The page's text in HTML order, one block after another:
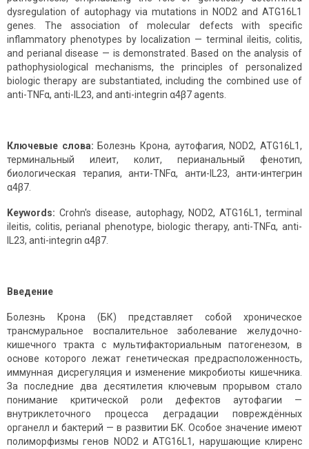
dysregulation of autophagy via mutations in NOD2 and ATG16L1
genes. The association of molecular defects with specific
inflammatory phenotypes by localization — terminal ileitis, colitis,
and perianal disease — is demonstrated. Based on the analysis of
pathophysiological mechanisms, the principles of personalized
biologic therapy are substantiated, including the combined use of
anti-TNFα, anti-IL23, and anti-integrin α4β7 agents.
Ключевые слова: Болезнь Крона, аутофагия, NOD2, ATG16L1,
терминальный илеит, колит, перианальный фенотип,
биологическая терапия, анти-TNFα, анти-IL23, анти-интегрин
α4β7.
Keywords: Crohn's disease, autophagy, NOD2, ATG16L1, terminal
ileitis, colitis, perianal phenotype, biologic therapy, anti-TNFα, anti-
IL23, anti-integrin α4β7.
Введение
Болезнь Крона (БК) представляет собой хроническое
трансмуральное воспалительное заболевание желудочно-
кишечного тракта с мультифакториальным патогенезом, в
основе которого лежат генетическая предрасположенность,
иммунная дисрегуляция и изменение микробиоты кишечника.
За последние два десятилетия ключевым прорывом стало
понимание критической роли дефектов аутофагии —
внутриклеточного процесса деградации повреждённых
органелл и бактерий — в развитии БК. Особое значение имеют
полиморфизмы генов NOD2 и ATG16L1, нарушающие клиренс